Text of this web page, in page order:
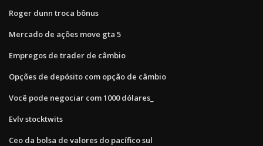
Roger dunn troca bônus
Mercado de ações move gta 5
Empregos de trader de câmbio
Opções de depósito com opção de câmbio
Você pode negociar com 1000 dólares_
Evlv stocktwits
Ceo da bolsa de valores do pacífico sul